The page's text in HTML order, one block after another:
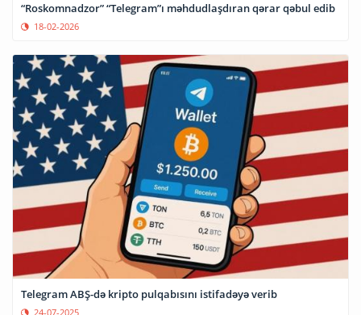
“Roskomnadzor” “Telegram”ı məhdudlaşdıran qərar qəbul edib
18-02-2026
Telegram ABŞ-də kripto pulqabısını istifadəyə verib
24-07-2025